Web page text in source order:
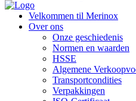
Velkommen til Merinox
Over ons
Onze geschiedenis
Normen en waarden
HSSE
Algemene
Transportcondities
Verpakkingen